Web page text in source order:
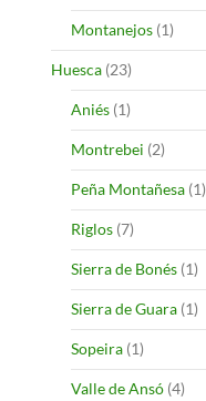
Montanejos (1)
Huesca (23)
Aniés (1)
Montrebei (2)
Peña Montañesa (1)
Riglos (7)
Sierra de Bonés (1)
Sierra de Guara (1)
Sopeira (1)
Valle de Ansó (4)